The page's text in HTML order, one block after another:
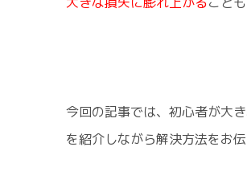
今回の記事では、初心者が大
を紹介しながら解決方法をお伝